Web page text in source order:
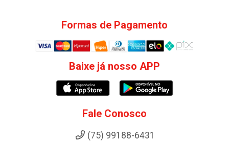
Formas de Pagamento
Baixe já nosso APP
Fale Conosco
(75) 99188-6431